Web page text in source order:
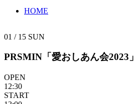
HOME
01 / 15 SUN
PRSMIN「愛おしあん会2023」
OPEN
12:30
START